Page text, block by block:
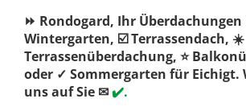
⏩ Rondogard, Ihr
Wintergarten, ☑️ Terrassendach, ☀️
Terrassenüberdachung, ⭐
oder ✓ Sommergarten für Eichigt.
uns auf Sie ✉✔️.